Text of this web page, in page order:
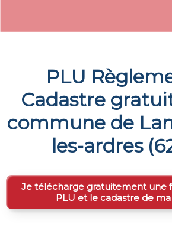
PLU
Cadastre
commune de
les-ardres(
Je télécharge gratuitement une
PLU et le cadastre de